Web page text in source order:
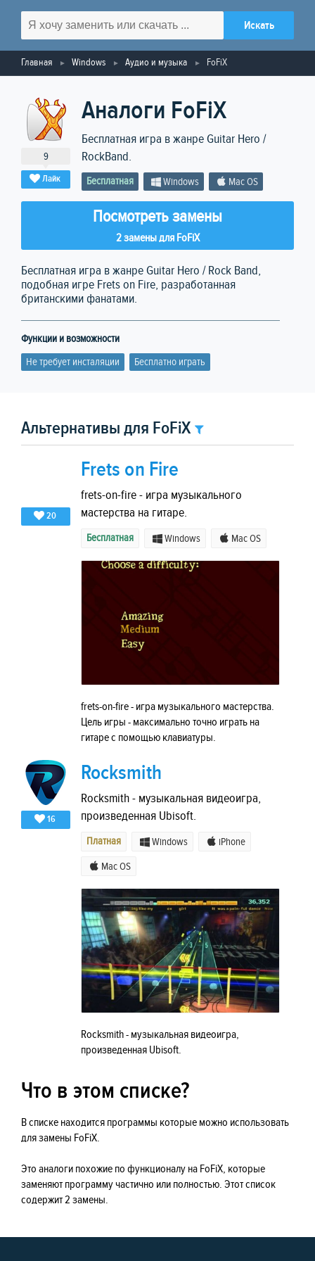
Главная Windows Аудио и музыка FoFiX
9
Лайк
Аналоги FoFiX
Бесплатная игра в жанре Guitar Hero /
RockBand.
Бесплатная Windows Mac OS
Посмотреть замены
2 замены для FoFiX
Бесплатная игра в жанре Guitar Hero / Rock Band,
подобная игре Frets on Fire, разработанная
британскими фанатами.
Функции и возможности
Не требует инсталяции
Бесплатно играть
Альтернативы для FoFiX
20
Frets on Fire
frets-on-fire - игра музыкального
мастерства на гитаре.
Бесплатная Windows Mac OS
frets-on-fire - игра музыкального мастерства.
Цель игры - максимально точно играть на
гитаре с помощью клавиатуры.
16
Rocksmith
Rocksmith - музыкальная видеоигра,
произведенная Ubisoft.
Платная Windows iPhone
Mac OS
Rocksmith - музыкальная видеоигра,
произведенная Ubisoft.
Что в этом списке?
В списке находится программы которые можно использовать
для замены FoFiX.
Это аналоги похожие по функционалу на FoFiX, которые
заменяют программу частично или полностью. Этот список
содержит 2 замены.